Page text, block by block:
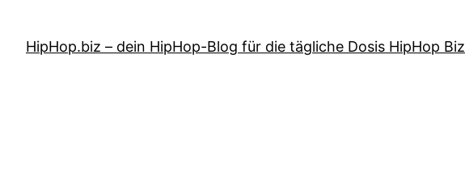
springen
HipHop.biz – dein HipHop-Blog für die tägliche Dosis HipHop Biz